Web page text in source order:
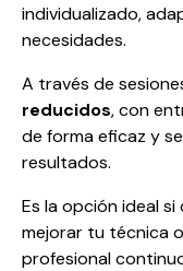
individualizado,
necesidades.
A través de
reducidos, con
de forma eficaz y
resultados.
Es la opción ideal si
mejorar tu técnica
profesional